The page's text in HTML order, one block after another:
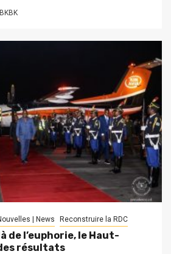
| News Reconstruire la RDC
de l’euphorie, le Haut-
résultats